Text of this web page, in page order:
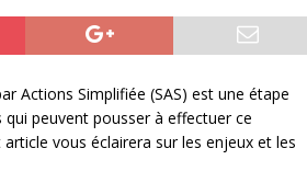
Actions Simplifiée (SAS) est une étape
qui peuvent pousser à effectuer ce
vous éclairera sur les enjeux et les